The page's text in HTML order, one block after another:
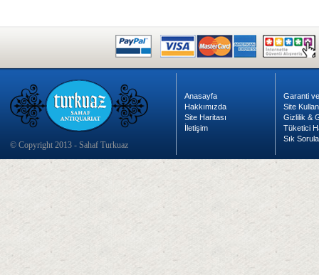
© Copyright 2013 - Sahaf Turkuaz
Anasayfa
Hakkımızda
Site Haritası
İletişim
Garanti
Site
Gizlilik &
Tüketici
Sık